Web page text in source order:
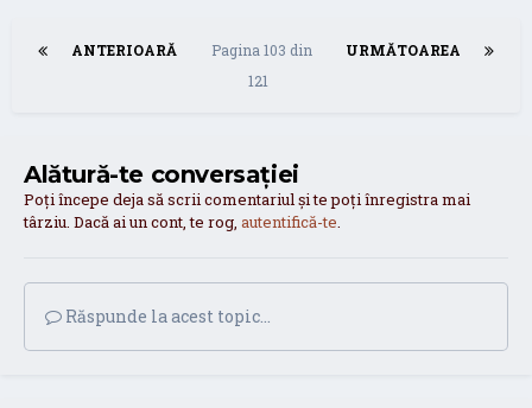
ANTERIOARĂ URMĂTOAREA
Pagina 103 din
121
Alătură-te conversației
Poți începe deja să scrii comentariul și te poți înregistra mai
târziu. Dacă ai un cont, te rog, autentifică-te.
Răspunde la acest topic...